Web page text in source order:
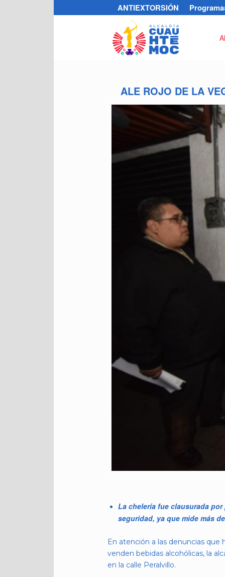
ANTIEXTORSIÓN
ALE ROJO DE LA
La chelería fue clausurada
seguridad, ya que mide más
En atención a las denuncias
venden bebidas alcohólicas, la
en la calle Peralvillo.